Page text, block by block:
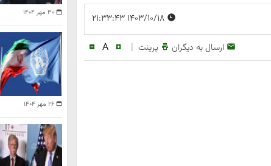
ارسال به دیگران پرینت |
A
۳۰ مهر ۱۴۰۴
۲۶ مهر ۱۴۰۴